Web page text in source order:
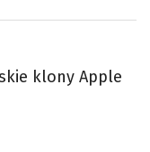
klony Apple